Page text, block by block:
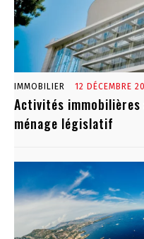
IMMOBILIER 12 DÉCEMBRE
Activités immobilières
ménage législatif